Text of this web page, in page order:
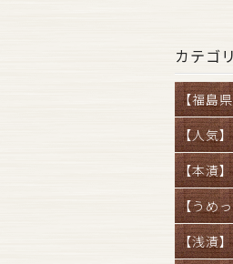
カテゴ
【福島
【人気
【本漬
【うめ
【浅漬